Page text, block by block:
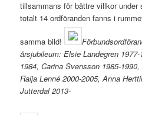
tillsammans för bättre villkor
totalt 14 ordföranden fanns i
samma bild!
årsjubileum: Elsie Landegren
1984, Carina Svensson 1985-
Raija Lenné 2000-2005, Anna
Jutterdal 2013-